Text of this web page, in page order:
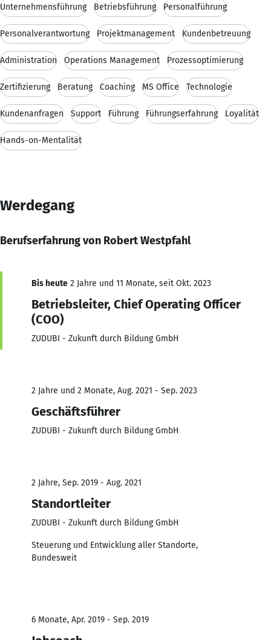
Unternehmensführung Betriebsführung Personalführung
Personalverantwortung Projektmanagement Kundenbetreuung
Administration Operations Management Prozessoptimierung
Zertifizierung Beratung Coaching MS Office Technologie
Kundenanfragen Support Führung Führungserfahrung Loyalität
Hands-on-Mentalität
Werdegang
Berufserfahrung von Robert Westpfahl
Bis heute 2 Jahre und 11 Monate, seit Okt. 2023
Betriebsleiter, Chief Operating Officer
(COO)
ZUDUBI - Zukunft durch Bildung GmbH
2 Jahre und 2 Monate, Aug. 2021 - Sep. 2023
Geschäftsführer
ZUDUBI - Zukunft durch Bildung GmbH
2 Jahre, Sep. 2019 - Aug. 2021
Standortleiter
ZUDUBI - Zukunft durch Bildung GmbH
Steuerung und Entwicklung aller Standorte,
Bundesweit
6 Monate, Apr. 2019 - Sep. 2019